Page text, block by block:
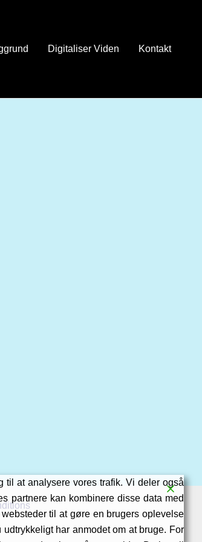
Digitaliser Viden Kontakt
til at analysere vores trafik. Vi deler også
partnere kan kombinere disse data med
til at gøre en brugers oplevelse
har anmodet om at bruge. For